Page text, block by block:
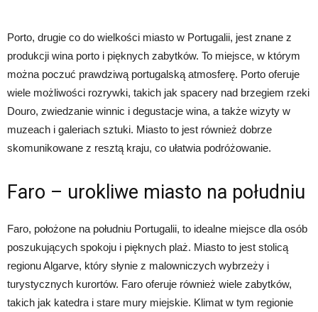
Porto, drugie co do wielkości miasto w Portugalii, jest znane z
produkcji wina porto i pięknych zabytków. To miejsce, w którym
można poczuć prawdziwą portugalską atmosferę. Porto oferuje
wiele możliwości rozrywki, takich jak spacery nad brzegiem rzeki
Douro, zwiedzanie winnic i degustacje wina, a także wizyty w
muzeach i galeriach sztuki. Miasto to jest również dobrze
skomunikowane z resztą kraju, co ułatwia podróżowanie.
Faro – urokliwe miasto na południu
Faro, położone na południu Portugalii, to idealne miejsce dla osób
poszukujących spokoju i pięknych plaż. Miasto to jest stolicą
regionu Algarve, który słynie z malowniczych wybrzeży i
turystycznych kurortów. Faro oferuje również wiele zabytków,
takich jak katedra i stare mury miejskie. Klimat w tym regionie